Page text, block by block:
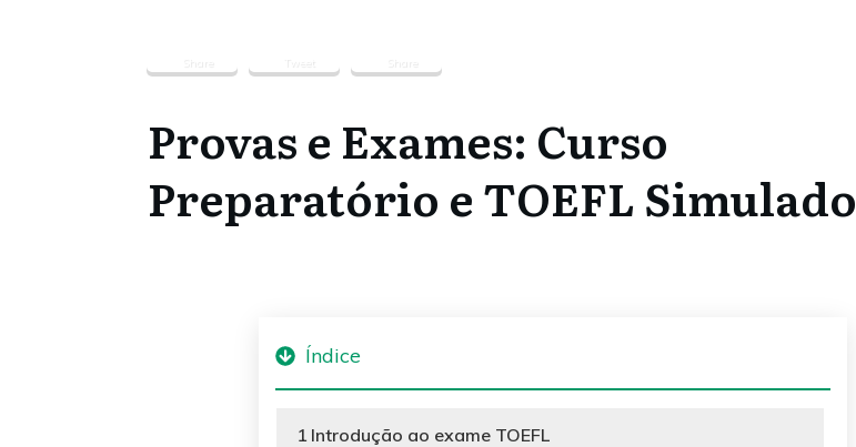
Tweet
Provas e Exames: Curso
Preparatório e TOEFL Simulado
Índice
1 Introdução ao exame TOEFL